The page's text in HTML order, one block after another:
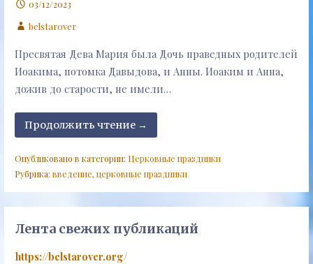
03/12/2023
belstarover
Пресвятая Дева Мария была Дочь праведных родителей
Иоакима, потомка Давыдова, и Анны. Иоаким и Анна,
дожив до старости, не имели…
Продолжить чтение →
Опубликовано в категории: Церковные праздники
Рубрика: введение, церковные праздники
Лента свежих публикаций
https://belstarover.org/